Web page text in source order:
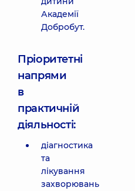
Академії
Добробут.
Пріоритетні
напрями
в
практичній
діяльності:
діагностика
та
лікування
захворювань